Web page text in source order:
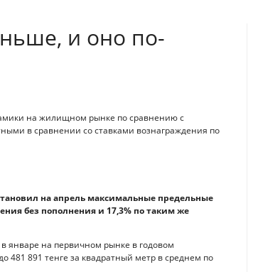
и оно по-
на жилищном рынке по сравнению с
в сравнении со ставками вознаграждения по
на апрель максимальные предельные
без пополнения и 17,3% по таким же
январе на первичном рынке в годовом
481 891 тенге за квадратный метр в среднем по